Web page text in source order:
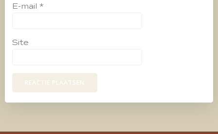
E-mail *
Site